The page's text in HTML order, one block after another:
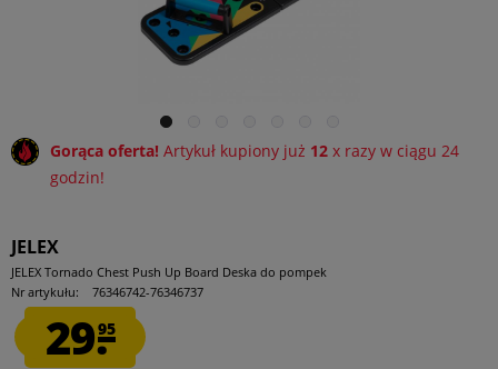
Gorąca oferta! Artykuł kupiony już 12 x razy w ciągu 24
godzin!
JELEX
JELEX Tornado Chest Push Up Board Deska do pompek
Nr artykułu:
76346742-76346737
29.95